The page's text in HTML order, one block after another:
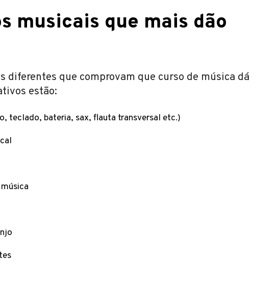
musicais que mais dão
diferentes que comprovam que curso de música dá
estão:
teclado, bateria, sax, flauta transversal etc.)